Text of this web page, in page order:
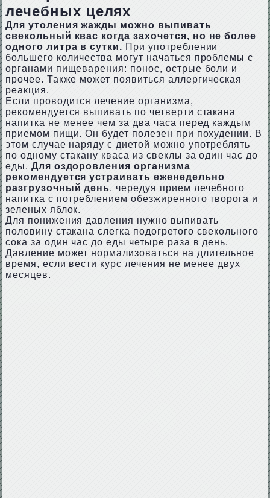
лечебных целях
Для утоления жажды можно выпивать
свекольный квас когда захочется, но не более
одного литра в сутки. При употреблении
большего количества могут начаться проблемы с
органами пищеварения: понос, острые боли и
прочее. Также может появиться аллергическая
реакция.
Если проводится лечение организма,
рекомендуется выпивать по четверти стакана
напитка не менее чем за два часа перед каждым
приемом пищи. Он будет полезен при похудении. В
этом случае наряду с диетой можно употреблять
по одному стакану кваса из свеклы за один час до
еды. Для оздоровления организма
рекомендуется устраивать еженедельно
разгрузочный день, чередуя прием лечебного
напитка с потреблением обезжиренного творога и
зеленых яблок.
Для понижения давления нужно выпивать
половину стакана слегка подогретого свекольного
сока за один час до еды четыре раза в день.
Давление может нормализоваться на длительное
время, если вести курс лечения не менее двух
месяцев.